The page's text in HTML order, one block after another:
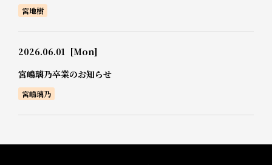
宮地樹
2026.06.01 [Mon]
宮嶋璃乃卒業のお知らせ
宮嶋璃乃